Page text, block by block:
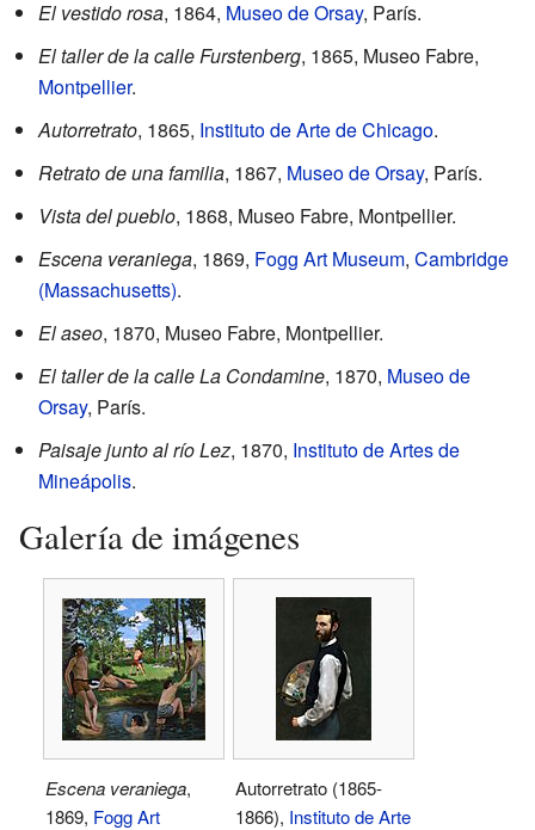
El vestido rosa, 1864, Museo de Orsay, París.
El taller de la calle Furstenberg, 1865, Museo Fabre,
Montpellier.
Autorretrato, 1865, Instituto de Arte de Chicago.
Retrato de una familia, 1867, Museo de Orsay, París.
Vista del pueblo, 1868, Museo Fabre, Montpellier.
Escena veraniega, 1869, Fogg Art Museum, Cambridge
(Massachusetts).
El aseo, 1870, Museo Fabre, Montpellier.
El taller de la calle La Condamine, 1870, Museo de
Orsay, París.
Paisaje junto al río Lez, 1870, Instituto de Artes de
Mineápolis.
Galería de imágenes
Escena veraniega,
1869, Fogg Art
Autorretrato (1865-
1866), Instituto de Arte